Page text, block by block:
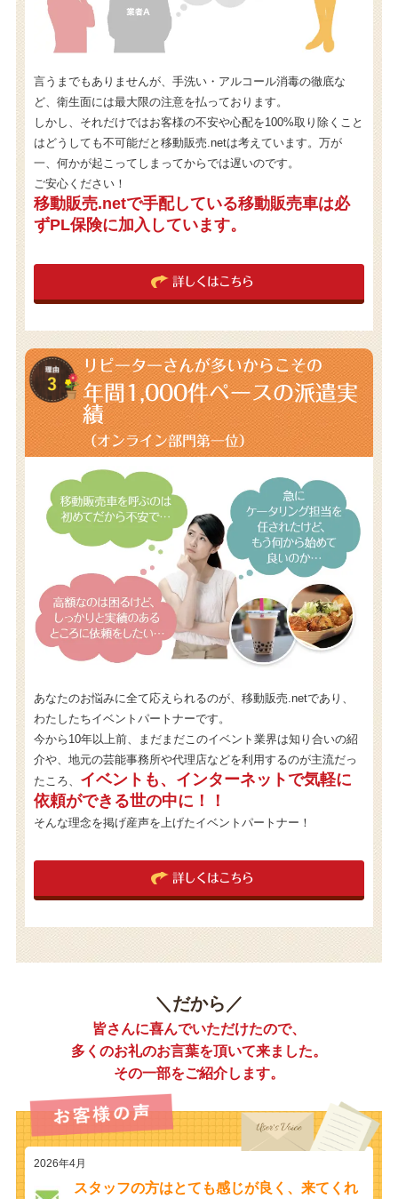
言うまでもありませんが、手洗い・アルコール消毒の徹底な
ど、衛生面には最大限の注意を払っております。
しかし、それだけではお客様の不安や心配を100%取り除くこと
はどうしても不可能だと移動販売.netは考えています。万が
一、何かが起こってしまってからでは遅いのです。
ご安心ください！
移動販売.netで手配している移動販売車は必
ずPL保険に加入しています。
詳しくはこちら
リピーターさんが多いからこその
年間1,000件ペースの派遣実
績
（オンライン部門第一位）
あなたのお悩みに全て応えられるのが、移動販売.netであり、
わたしたちイベントパートナーです。
今から10年以上前、まだまだこのイベント業界は知り合いの紹
介や、地元の芸能事務所や代理店などを利用するのが主流だっ
たころ、 イベントも、インターネットで気軽に
依頼ができる世の中に！！
そんな理念を掲げ産声を上げたイベントパートナー！
詳しくはこちら
＼だから／
皆さんに喜んでいただけたので、
多くのお礼のお言葉を頂いて来ました。
その一部をご紹介します。
2026年4月
スタッフの方はとても感じが良く、来てくれ